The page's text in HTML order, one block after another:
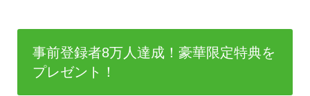
事前登録者8万人達成！豪華限定特典を
プレゼント！